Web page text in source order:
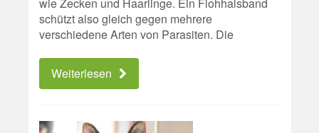
schützt also gleich gegen mehrere
verschiedene Arten von Parasiten. Die
Weiterlesen